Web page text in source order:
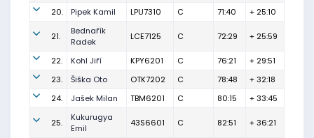
20. Pipek Kamil LPU7310 C 71:40 + 25:10
21.
Bednařík
Radek
LCE7125 C 72:29 + 25:59
22. Kohl Jiří KPY6201 C 76:21
+ 29:51
23.
Šiška Oto OTK7202 C 78:48
+ 32:18
24.
Jašek Milan TBM6201 C 80:15 + 33:45
25.
Kukurugya
Emil
43S6601 C 82:51 + 36:21